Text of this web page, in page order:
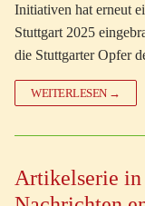
Initiativen hat erneut
Stuttgart 2025
die Stuttgarter Opfer
WEITERLESEN →
Artikelserie